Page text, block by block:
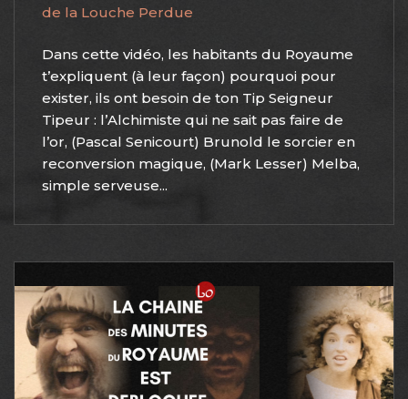
de la Louche Perdue
Dans cette vidéo, les habitants du Royaume
t’expliquent (à leur façon) pourquoi pour
exister, ils ont besoin de ton Tip Seigneur
Tipeur : l’Alchimiste qui ne sait pas faire de
l’or, (Pascal Senicourt) Brunold le sorcier en
reconversion magique, (Mark Lesser) Melba,
simple serveuse...